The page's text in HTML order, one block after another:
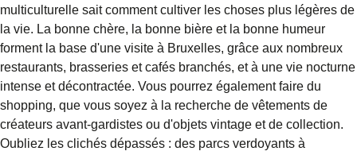
multiculturelle sait comment cultiver les choses plus légères de
la vie. La bonne chère, la bonne bière et la bonne humeur
forment la base d'une visite à Bruxelles, grâce aux nombreux
restaurants, brasseries et cafés branchés, et à une vie nocturne
intense et décontractée. Vous pourrez également faire du
shopping, que vous soyez à la recherche de vêtements de
créateurs avant-gardistes ou d'objets vintage et de collection.
Oubliez les clichés dépassés : des parcs verdoyants à